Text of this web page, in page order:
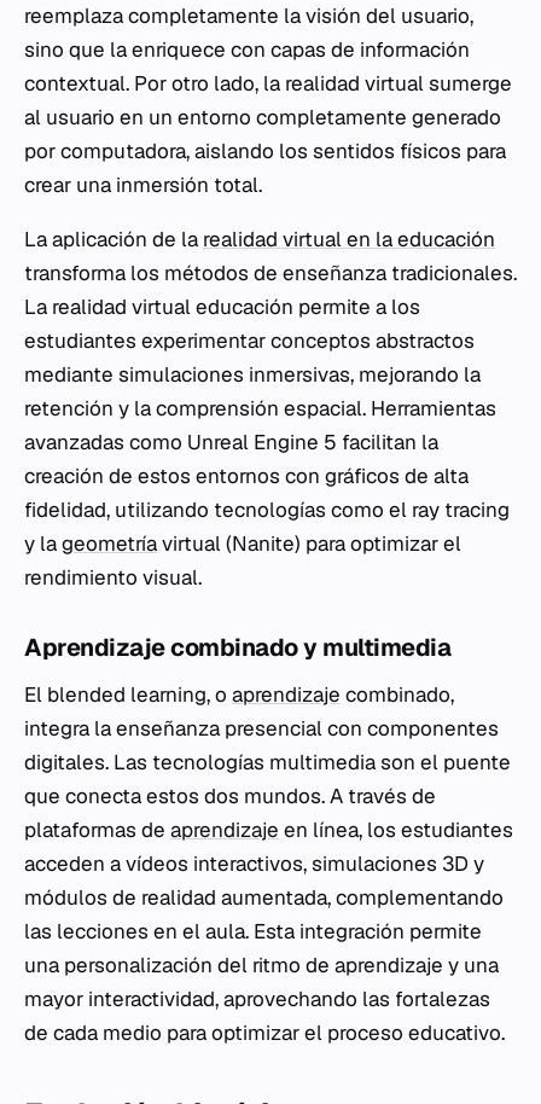
reemplaza completamente la visión del usuario,
sino que la enriquece con capas de información
contextual. Por otro lado, la realidad virtual sumerge
al usuario en un entorno completamente generado
por computadora, aislando los sentidos físicos para
crear una inmersión total.
La aplicación de la realidad virtual en la educación
transforma los métodos de enseñanza tradicionales.
La realidad virtual educación permite a los
estudiantes experimentar conceptos abstractos
mediante simulaciones inmersivas, mejorando la
retención y la comprensión espacial. Herramientas
avanzadas como Unreal Engine 5 facilitan la
creación de estos entornos con gráficos de alta
fidelidad, utilizando tecnologías como el ray tracing
y lageometríavirtual (Nanite) para optimizar el
rendimiento visual.
Aprendizaje combinado y multimedia
El blended learning, o aprendizaje combinado,
integra la enseñanza presencial con componentes
digitales. Las tecnologías multimedia son el puente
que conecta estos dos mundos. A través de
plataformas de aprendizaje en línea, los estudiantes
acceden a vídeos interactivos, simulaciones 3D y
módulos de realidad aumentada, complementando
las lecciones en el aula. Esta integración permite
una personalización del ritmo de aprendizaje y una
mayor interactividad, aprovechando las fortalezas
de cada medio para optimizar el proceso educativo.